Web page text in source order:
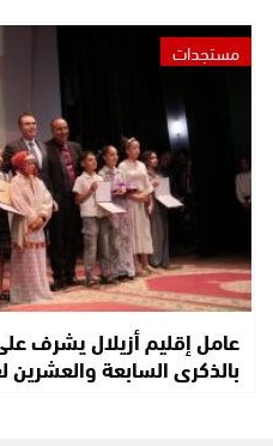
مستجدات
عامل إقليم أزيلال يشرف
بالذكرى السابعة